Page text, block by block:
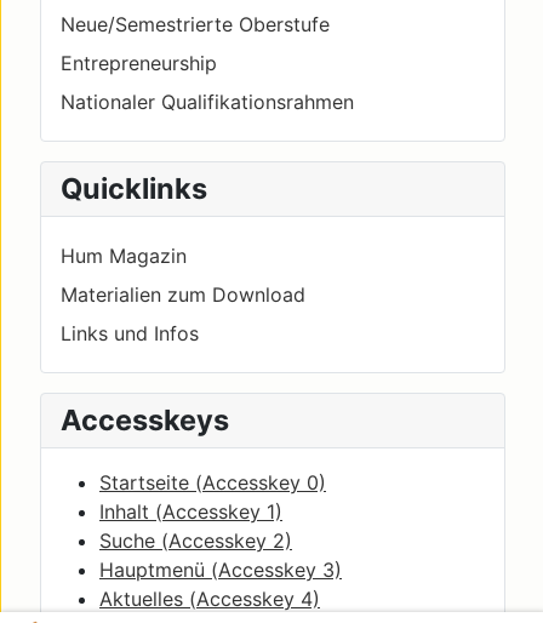
Neue/Semestrierte Oberstufe
Entrepreneurship
Nationaler Qualifikationsrahmen
Quicklinks
Hum Magazin
Materialien zum Download
Links und Infos
Accesskeys
Startseite (Accesskey 0)
Inhalt (Accesskey 1)
Suche (Accesskey 2)
Hauptmenü (Accesskey 3)
Aktuelles (Accesskey 4)